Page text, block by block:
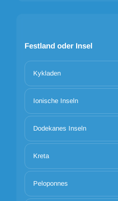
Festland oder Insel
Kykladen
Ionische Inseln
Dodekanes Inseln
Kreta
Peloponnes